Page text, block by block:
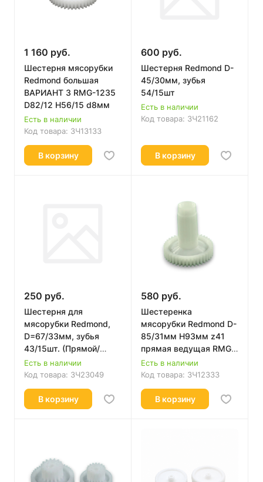
1 160 руб.
Шестерня мясорубки
Redmond большая
ВАРИАНТ 3 RMG-1235
D82/12 H56/15 d8мм
Есть в наличии
Код товара: ЗЧ13133
В корзину
600 руб.
Шестерня Redmond D-
45/30мм, зубья
54/15шт
Есть в наличии
Код товара: ЗЧ21162
В корзину
250 руб.
Шестерня для
мясорубки Redmond,
D=67/33мм, зубья
43/15шт. (Прямой/
прямой), H=37мм.
RMG-1211-7-E,
Есть в наличии
Код товара: ЗЧ23049
В корзину
580 руб.
Шестеренка
мясорубки Redmond D-
85/31мм H93мм z41
прямая ведущая RMG-
1212 RD010
Есть в наличии
Код товара: ЗЧ12333
В корзину